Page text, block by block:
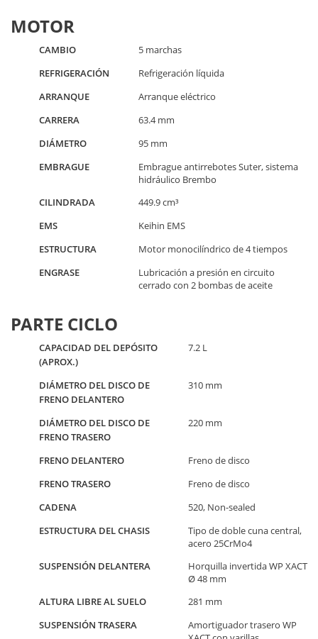
MOTOR
CAMBIO
5 marchas
REFRIGERACIÓN
Refrigeración líquida
ARRANQUE
Arranque eléctrico
CARRERA
63.4 mm
DIÁMETRO
95 mm
EMBRAGUE
Embrague antirrebotes Suter, sistema
hidráulico Brembo
CILINDRADA
449.9 cm³
EMS
Keihin EMS
ESTRUCTURA
Motor monocilíndrico de 4 tiempos
ENGRASE
Lubricación a presión en circuito
cerrado con 2 bombas de aceite
PARTE CICLO
CAPACIDAD DEL DEPÓSITO
(APROX.)
7.2 L
DIÁMETRO DEL DISCO DE
FRENO DELANTERO
310 mm
DIÁMETRO DEL DISCO DE
FRENO TRASERO
220 mm
FRENO DELANTERO
Freno de disco
FRENO TRASERO
Freno de disco
CADENA
520, Non-sealed
ESTRUCTURA DEL CHASIS
Tipo de doble cuna central,
acero 25CrMo4
SUSPENSIÓN DELANTERA
Horquilla invertida WP XACT
Ø 48 mm
ALTURA LIBRE AL SUELO
281 mm
SUSPENSIÓN TRASERA
Amortiguador trasero WP